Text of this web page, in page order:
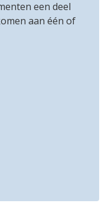
een deel
aan één of